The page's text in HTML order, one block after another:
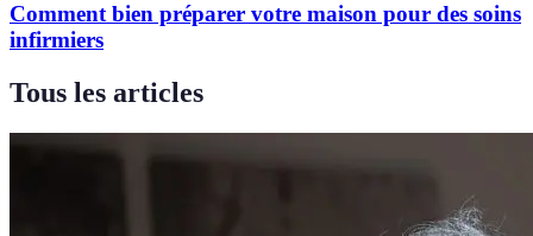
Comment bien préparer votre maison pour des soins
infirmiers
Tous les articles